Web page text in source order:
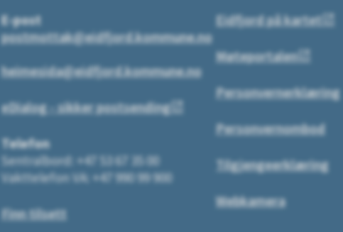
E-post
postmottak@eidfjord.kommune.no
heimesida@eidfjord.kommune.no
eDialog - sikker postsending
Telefon
Sentralbord: +47 53 67 35 00
Vakttelefon VA: +47 990 99 900
Finn tilsett
Eidfjord på kartet
Møteportalen
Personvernerklæring
Personvernombod
Tilgjengeerklæring
Webkamera